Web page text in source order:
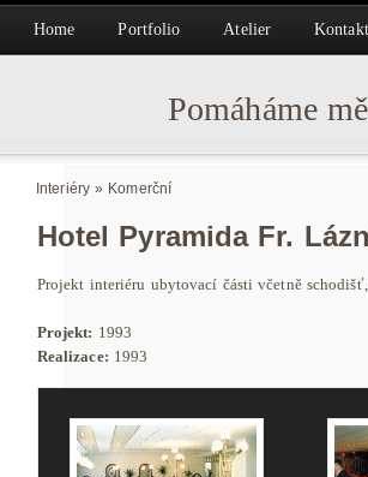
Home Portfolio Atelier
Pomáháme
Interiéry» Komerční
Hotel Pyramida Fr.
Projekt interiéru ubytovací části včetně
Projekt: 1993
Realizace: 1993